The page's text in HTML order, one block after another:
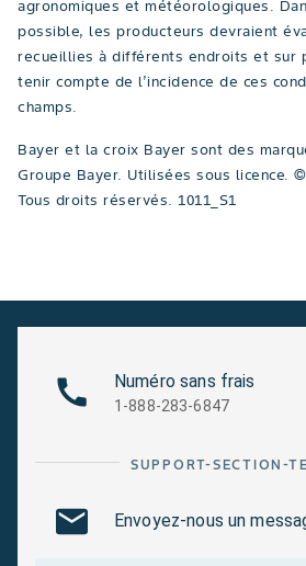
agronomiques et météorologiques.
possible, les producteurs devraient
recueillies à différents endroits et sur
tenir compte de l’incidence de ces
champs.
Bayer et la croix Bayer sont des
Groupe Bayer. Utilisées sous licence.
Tous droits réservés. 1011_S1
Numéro sans frais
1-888-283-6847
SUPPORT-SECTION-
Envoyez-nous un